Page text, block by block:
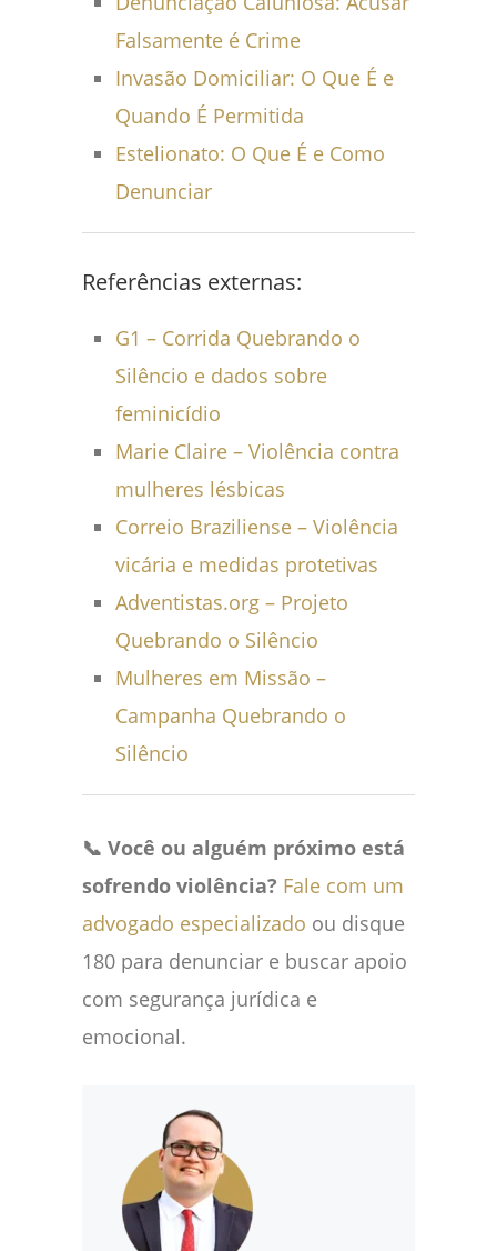
Falsamente é Crime
Invasão Domiciliar: O Que É e
Quando É Permitida
Estelionato: O Que É e Como
Denunciar
Referências externas:
G1 – Corrida Quebrando o
Silêncio e dados sobre
feminicídio
Marie Claire – Violência contra
mulheres lésbicas
Correio Braziliense – Violência
vicária e medidas protetivas
Adventistas.org – Projeto
Quebrando o Silêncio
Mulheres em Missão –
Campanha Quebrando o
Silêncio
📞 Você ou alguém próximo está
sofrendo violência? Fale com um
advogado especializado ou disque
180 para denunciar e buscar apoio
com segurança jurídica e
emocional.